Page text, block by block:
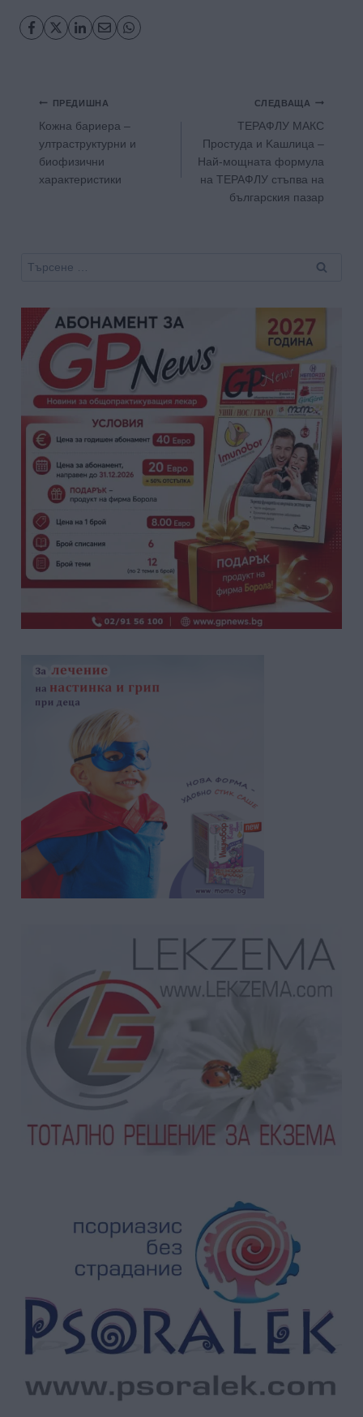
Навигация
ПРЕДИШНА
Кожна бариера –
ултраструктурни и
биофизични
характеристики
СЛЕДВАЩА
ТЕРАФЛУ МАКС
Простуда и Kашлица –
Най-мощната формула
на ТЕРАФЛУ стъпва на
българския пазар
Търсене